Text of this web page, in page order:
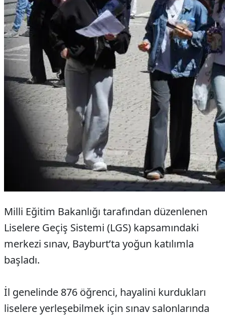
Milli Eğitim Bakanlığı tarafından düzenlenen
Liselere Geçiş Sistemi (LGS) kapsamındaki
merkezi sınav, Bayburt’ta yoğun katılımla
başladı.
İl genelinde 876 öğrenci, hayalini kurdukları
liselere yerleşebilmek için sınav salonlarında